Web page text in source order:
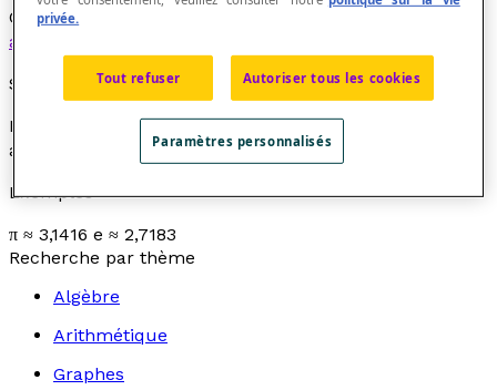
Cette approximation peut être obtenue par
arrondissement
Symbole
Le symbole de l’approximation est « ≈ » qui se lit «
approximativement égal à».
Exemples
π ≈ 3,1416 e ≈ 2,7183
Recherche par thème
Algèbre
Arithmétique
Graphes
privée.
Tout refuser Autoriser tous les cookies
Paramètres personnalisés